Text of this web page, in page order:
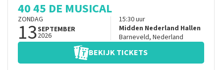
40 45 DE MUSICAL
ZONDAG
13SEPTEMBER
2026
15:30uur
Midden Nederland Hallen
Barneveld, Nederland
BEKIJK TICKETS